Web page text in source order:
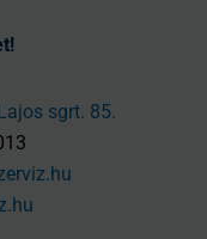
sgrt. 85.